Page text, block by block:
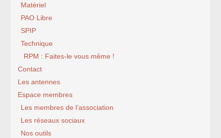
Matériel
PAO Libre
SPIP
Technique
RPM : Faites-le vous même !
Contact
Les antennes
Espace membres
Les membres de l’association
Les réseaux sociaux
Nos outils